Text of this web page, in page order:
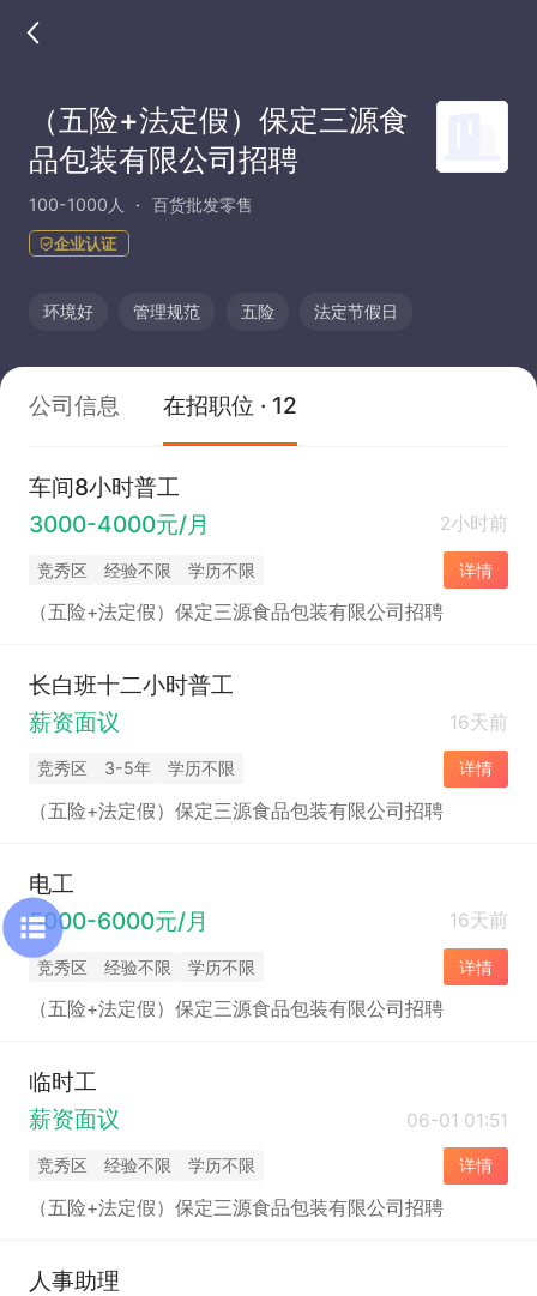
（五险+法定假）保定三源食
品包装有限公司招聘
100-1000人 百货批发零售
企业认证
环境好 管理规范 五险 法定节假日
公司信息 在招职位 · 12
车间8小时普工
3000-4000元/月
2小时前
竞秀区 经验不限 学历不限 详情
（五险+法定假）保定三源食品包装有限公司招聘
长白班十二小时普工
薪资面议
16天前
竞秀区 3-5年 学历不限 详情
（五险+法定假）保定三源食品包装有限公司招聘
电工
5000-6000元/月
16天前
竞秀区 经验不限 学历不限 详情
（五险+法定假）保定三源食品包装有限公司招聘
临时工
薪资面议
06-01 01:51
竞秀区 经验不限 学历不限 详情
（五险+法定假）保定三源食品包装有限公司招聘
人事助理